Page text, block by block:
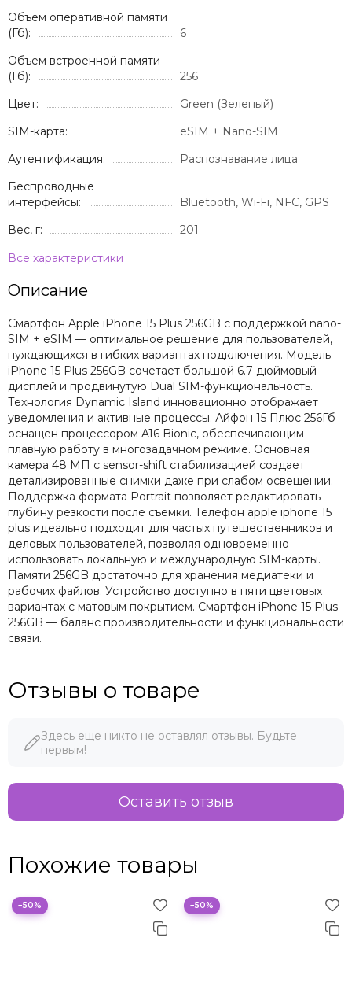
Объем оперативной памяти
(Гб):
6
Объем встроенной памяти
(Гб):
256
Цвет:
Green (Зеленый)
SIM-карта:
eSIM + Nano-SIM
Аутентификация:
Распознавание лица
Беспроводные
интерфейсы:
Bluetooth, Wi-Fi, NFC, GPS
Вес, г:
201
Описание
Смартфон Apple iPhone 15 Plus 256GB с поддержкой nano-
SIM + eSIM — оптимальное решение для пользователей,
нуждающихся в гибких вариантах подключения. Модель
iPhone 15 Plus 256GB сочетает большой 6.7-дюймовый
дисплей и продвинутую Dual SIM-функциональность.
Технология Dynamic Island инновационно отображает
уведомления и активные процессы. Айфон 15 Плюс 256Гб
оснащен процессором A16 Bionic, обеспечивающим
плавную работу в многозадачном режиме. Основная
камера 48 МП с sensor-shift стабилизацией создает
детализированные снимки даже при слабом освещении.
Поддержка формата Portrait позволяет редактировать
глубину резкости после съемки. Телефон apple iphone 15
plus идеально подходит для частых путешественников и
деловых пользователей, позволяя одновременно
использовать локальную и международную SIM-карты.
Памяти 256GB достаточно для хранения медиатеки и
рабочих файлов. Устройство доступно в пяти цветовых
вариантах с матовым покрытием. Смартфон iPhone 15 Plus
256GB — баланс производительности и функциональности
связи.
Отзывы о товаре
Здесь еще никто не оставлял отзывы. Будьте
первым!
Оставить отзыв
Похожие товары
−50% −50%